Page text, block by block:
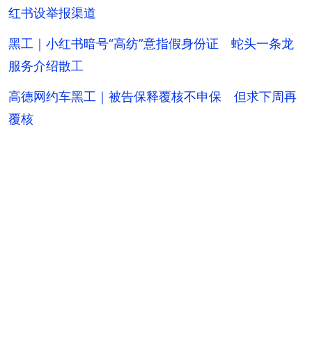
红书设举报渠道
黑工｜小红书暗号“高纺”意指假身份证 蛇头一条龙
服务介绍散工
高德网约车黑工｜被告保释覆核不申保 但求下周再
覆核